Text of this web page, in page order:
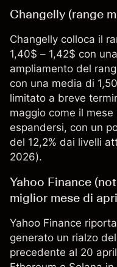
Changelly (range
Changelly colloca il
1,40$ – 1,42$ con
ampliamento del
con una media di
limitato a breve
maggio come il
espandersi, con un
del 12,2% dai livelli
2026).
Yahoo Finance
miglior mese di
Yahoo Finance
generato un rialzo
precedente al 20